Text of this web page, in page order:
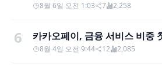
8월 6일 오전 1:03 7 2,258
6 카카오페이, 금융 서비스 비중
8월 4일 오전 9:44 12 2,085